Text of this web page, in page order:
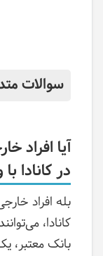
سوالات
آیا افراد
در کانادا
بله افراد
کانادا،
بانک معتبر،